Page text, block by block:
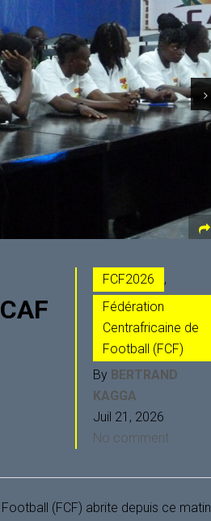
FCF2026
,
Fédération
Centrafricaine de
Football (FCF)
By BERTRAND
KAGGA
Juil 21, 2026
No comment
(FCF) abrite depuis ce matin